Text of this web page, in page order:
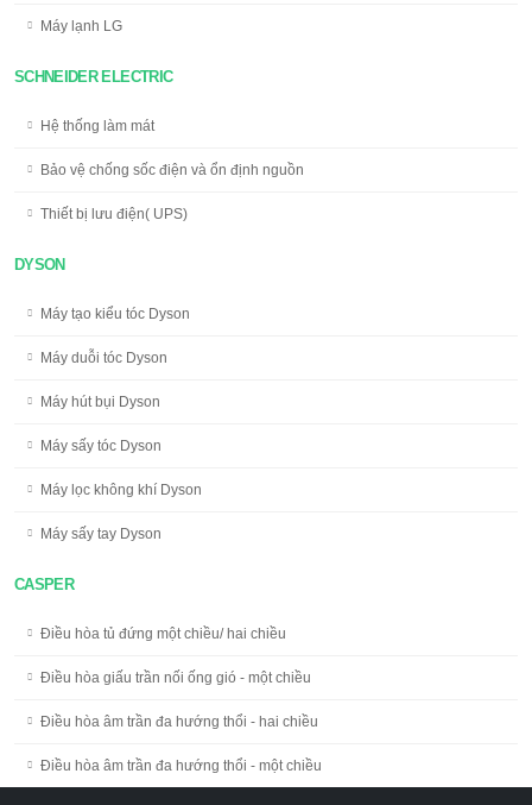
Máy lạnh LG
SCHNEIDER ELECTRIC
Hệ thống làm mát
Bảo vệ chống sốc điện và ổn định nguồn
Thiết bị lưu điện( UPS)
DYSON
Máy tạo kiểu tóc Dyson
Máy duỗi tóc Dyson
Máy hút bụi Dyson
Máy sấy tóc Dyson
Máy lọc không khí Dyson
Máy sấy tay Dyson
CASPER
Điều hòa tủ đứng một chiều/ hai chiều
Điều hòa giấu trần nối ống gió - một chiều
Điều hòa âm trần đa hướng thổi - hai chiều
Điều hòa âm trần đa hướng thổi - một chiều